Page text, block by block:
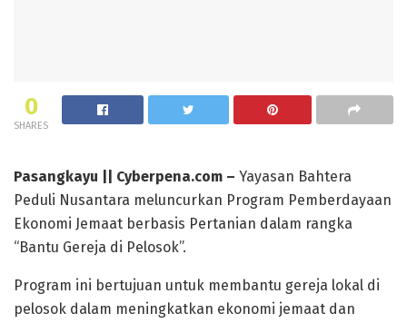
0
SHARES
Pasangkayu || Cyberpena.com – Yayasan Bahtera
Peduli Nusantara meluncurkan Program Pemberdayaan
Ekonomi Jemaat berbasis Pertanian dalam rangka
“Bantu Gereja di Pelosok”.
Program ini bertujuan untuk membantu gereja lokal di
pelosok dalam meningkatkan ekonomi jemaat dan